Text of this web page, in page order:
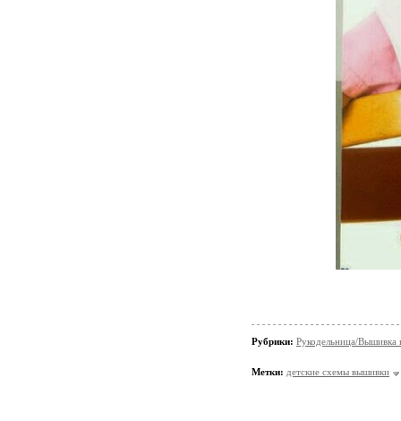
Рубрики: Рукодельница/Вышивка
Метки: детские схемы вышивки